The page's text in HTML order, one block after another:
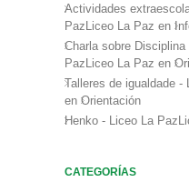
Actividades
PazLiceo La Paz en
Charla sobre
PazLiceo La Paz en
Talleres de igualdade
enOrientación
Henko - Liceo La
CATEGORÍAS